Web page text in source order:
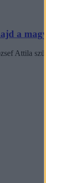
a
Attila születésének